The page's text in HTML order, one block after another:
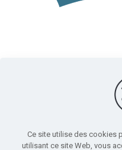
Ce site utilise des cookies
utilisant ce site Web, vous